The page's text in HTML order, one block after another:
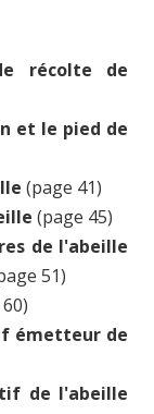
récolte de
et le pied de
(page 41)
(page 45)
de l'abeille
51)
émetteur de
de l'abeille